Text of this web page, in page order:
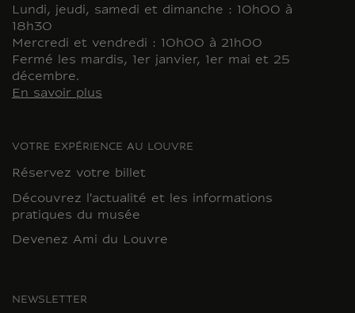
Lundi, jeudi, samedi et dimanche : 10h00 à
18h30
Mercredi et vendredi : 10h00 à 21h00
Fermé les mardis, 1er janvier, 1er mai et 25
décembre.
En savoir plus
VOTRE EXPÉRIENCE AU LOUVRE
Réservez votre billet
Découvrez l'actualité et les informations
pratiques du musée
Devenez Ami du Louvre
NEWSLETTER